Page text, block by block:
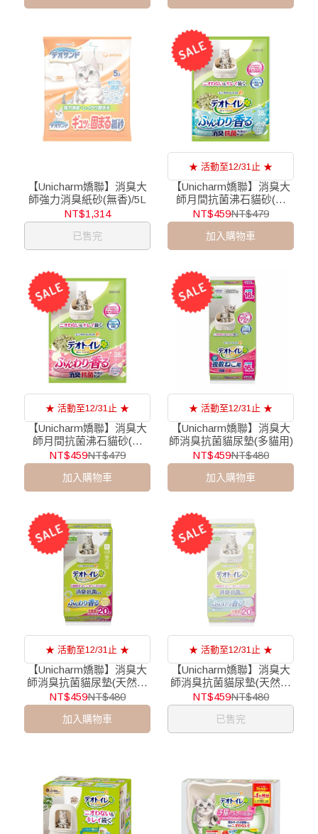
【Unicharm嬌聯】消臭大
師強力消臭紙砂(無香)/5L
NT$1,314
已售完
★ 活動至12/31止 ★
【Unicharm嬌聯】消臭大
師月間抗菌沸石貓砂(清
香)/3.8L
NT$459NT$479
加入購物車
★ 活動至12/31止 ★
【Unicharm嬌聯】消臭大
師月間抗菌沸石貓砂(花
香)/3.8L
NT$459NT$479
加入購物車
★ 活動至12/31止 ★
【Unicharm嬌聯】消臭大
師消臭抗菌貓尿墊(多貓用)
NT$459NT$480
加入購物車
★ 活動至12/31止 ★
【Unicharm嬌聯】消臭大
師消臭抗菌貓尿墊(天然沐
浴皂香)
NT$459NT$480
加入購物車
★ 活動至12/31止 ★
【Unicharm嬌聯】消臭大
師消臭抗菌貓尿墊(天然花
園香氛淡雅清香)
NT$459NT$480
已售完